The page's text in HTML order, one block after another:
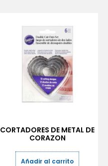
CORTADORES DE METAL DE
CORAZON
Añadir al carrito